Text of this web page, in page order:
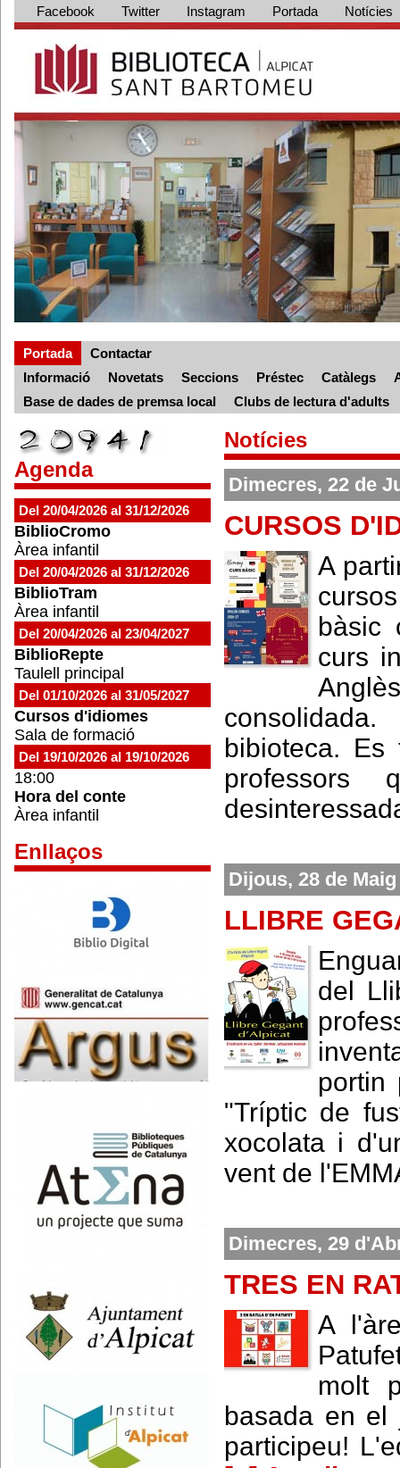
Facebook Twitter Instagram Portada Notícies
Portada
Contactar
Informació
Novetats Seccions Préstec Catàlegs
Base de dades de premsa local
Clubs de lectura d'adults
Agenda
Del 20/04/2026 al 31/12/2026
BiblioCromo
Àrea infantil
Del 20/04/2026 al 31/12/2026
BiblioTram
Àrea infantil
Del 20/04/2026 al 23/04/2027
BiblioRepte
Taulell principal
Del 01/10/2026 al 31/05/2027
Cursos d'idiomes
Sala de formació
Del 19/10/2026 al 19/10/2026
18:00
Hora del conte
Àrea infantil
Enllaços
Notícies
Dimecres, 22 de
CURSOS
A
bàsic
curs
bibioteca.
professors
Dijous, 28 de
LLIBRE
del
portin
"Tríptic de
xocolata i
vent de
Dimecres, 29
TRES EN
A
molt
basada en
participeu!